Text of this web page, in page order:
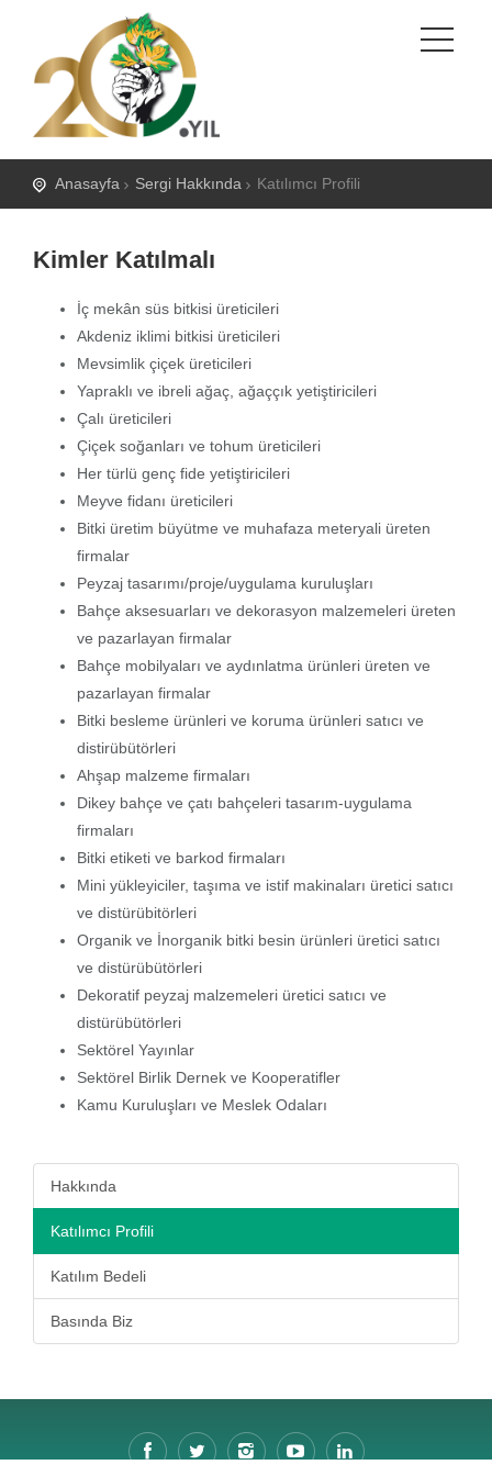
Anasayfa Sergi Hakkında Katılımcı Profili
Kimler Katılmalı
İç mekân süs bitkisi üreticileri
Akdeniz iklimi bitkisi üreticileri
Mevsimlik çiçek üreticileri
Yapraklı ve ibreli ağaç, ağaççık yetiştiricileri
Çalı üreticileri
Çiçek soğanları ve tohum üreticileri
Her türlü genç fide yetiştiricileri
Meyve fidanı üreticileri
Bitki üretim büyütme ve muhafaza meteryali üreten
firmalar
Peyzaj tasarımı/proje/uygulama kuruluşları
Bahçe aksesuarları ve dekorasyon malzemeleri üreten
ve pazarlayan firmalar
Bahçe mobilyaları ve aydınlatma ürünleri üreten ve
pazarlayan firmalar
Bitki besleme ürünleri ve koruma ürünleri satıcı ve
distirübütörleri
Ahşap malzeme firmaları
Dikey bahçe ve çatı bahçeleri tasarım-uygulama
firmaları
Bitki etiketi ve barkod firmaları
Mini yükleyiciler, taşıma ve istif makinaları üretici satıcı
ve distürübitörleri
Organik ve İnorganik bitki besin ürünleri üretici satıcı
ve distürübütörleri
Dekoratif peyzaj malzemeleri üretici satıcı ve
distürübütörleri
Sektörel Yayınlar
Sektörel Birlik Dernek ve Kooperatifler
Kamu Kuruluşları ve Meslek Odaları
Hakkında
Katılımcı Profili
Katılım Bedeli
Basında Biz